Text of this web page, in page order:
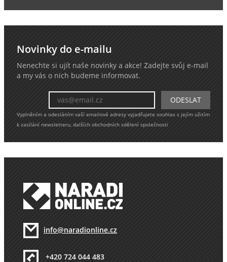
Novinky do e-mailu
Nenechte si ujít naše novinky a akce! Zadejte svůj e-mail
a my vás o nich budeme informovat.
Vyplněním a odesláním vaší emailové adresy vyjadřujete souhlas s jejím užitím
k zasílání newsletteru, dalších obchodních sdělení společnosti
info@naradionline.cz
+420 724 044 483